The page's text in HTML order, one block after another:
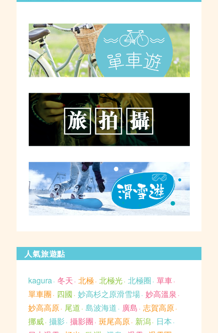
人氣旅遊點
kagura 冬天 北極 北極光 北極圈 單車
單車團
四國 妙高杉之原滑雪場 妙高溫泉
妙高高原 尾道 島波海道 廣島 志賀高原
挪威 攝影 攝影團 斑尾高原 新潟
日本